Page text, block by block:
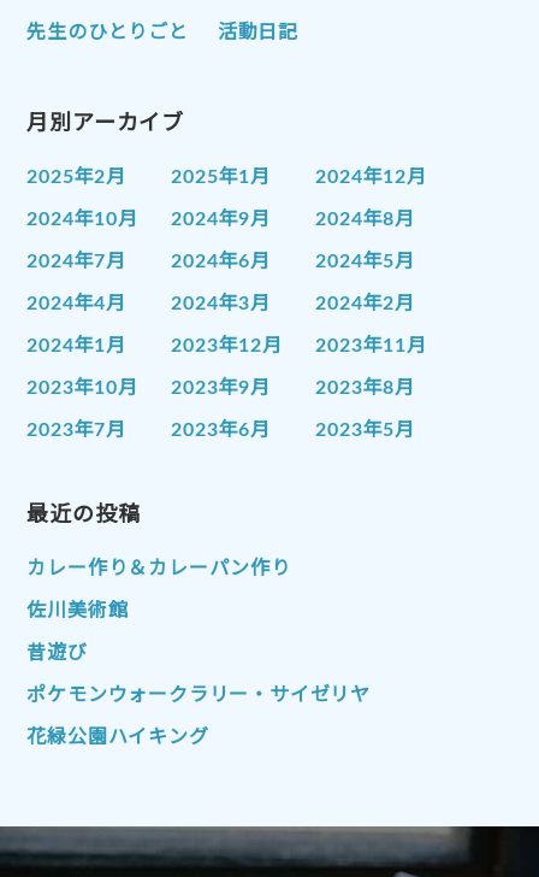
先生のひとりごと 活動日記
月別アーカイブ
2025年2月 2025年1月 2024年12月
2024年10月 2024年9月 2024年8月
2024年7月 2024年6月 2024年5月
2024年4月 2024年3月 2024年2月
2024年1月 2023年12月 2023年11月
2023年10月 2023年9月 2023年8月
2023年7月 2023年6月 2023年5月
2023年1月
2022年10月 2022年9月
2022年7月
2022年4月
2022年1月 2021年12月 2021年11月
2021年10月 2021年9月
2021年1月 2020年12月 2020年11月
最近の投稿
カレー作り＆カレーパン作り
佐川美術館
昔遊び
ポケモンウォークラリー・サイゼリヤ
花緑公園ハイキング